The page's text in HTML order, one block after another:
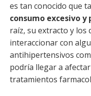
es tan conocido que
consumo excesivo
raíz, su extracto y los
interaccionar con
antihipertensivos
podría llegar a
tratamientos